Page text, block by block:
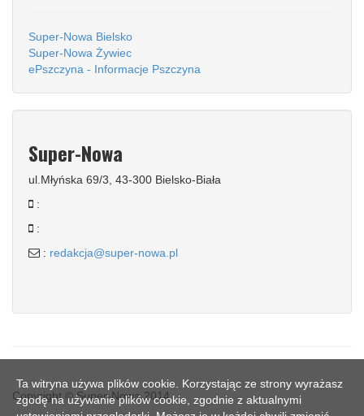
Super-Nowa Bielsko
Super-Nowa Żywiec
ePszczyna - Informacje Pszczyna
Super-Nowa
ul.Młyńska 69/3, 43-300 Bielsko-Biała
:
:
: redakcja@super-nowa.pl
Copyright © Super-Nowa 2014
Ta witryna używa plików cookie. Korzystając ze strony wyrażasz
zgodę na używanie plików cookie, zgodnie z aktualnymi